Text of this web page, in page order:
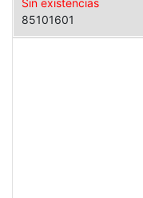
Sin existencias
85101601